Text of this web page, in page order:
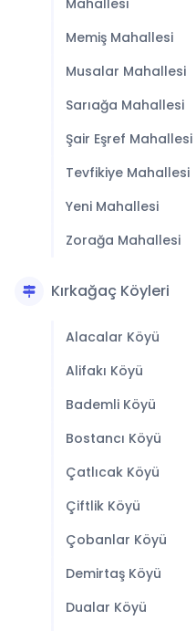
Mahallesi
Memiş Mahallesi
Musalar Mahallesi
Sarıağa Mahallesi
Şair Eşref Mahallesi
Tevfikiye Mahallesi
Yeni Mahallesi
Zorağa Mahallesi
Kırkağaç Köyleri
Alacalar Köyü
Alifakı Köyü
Bademli Köyü
Bostancı Köyü
Çatlıcak Köyü
Çiftlik Köyü
Çobanlar Köyü
Demirtaş Köyü
Dualar Köyü